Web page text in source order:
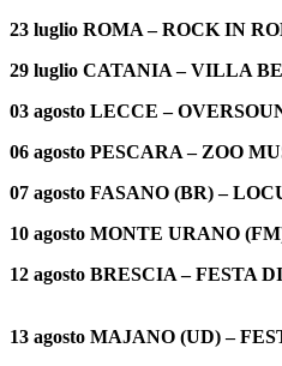
23 luglio ROMA – ROCK IN
29 luglio CATANIA – VILLA
03 agosto LECCE –
06 agosto PESCARA – ZOO
07 agosto FASANO (BR) –
10 agosto MONTE URANO
12 agosto BRESCIA – FESTA
13 agosto MAJANO (UD) –